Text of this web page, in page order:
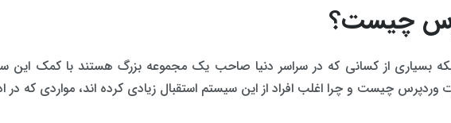
چیست؟
بسیاری از کسانی که در سراسر دنیا صاحب یک مجموعه بزرگ هستند با کمک این
وردپرس چیست و چرا اغلب افراد از این سیستم استقبال زیادی کرده اند، مواردی که در